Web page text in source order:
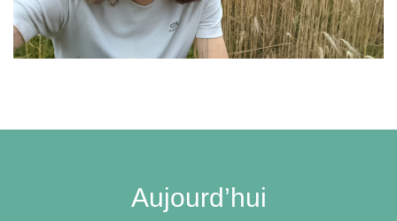
Aujourd’hui